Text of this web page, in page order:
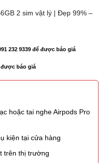
2 sim vật lý | Đẹp 99% –
232 9339 để được báo giá
được báo giá
hoặc tai nghe Airpods Pro
kiện tại cửa hàng
trên thị trường